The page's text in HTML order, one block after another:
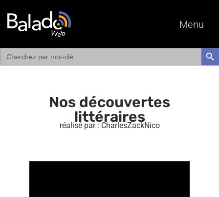
Menu
Search
for:
Nos découvertes
littéraires
réalisé par : CharlesZackNico